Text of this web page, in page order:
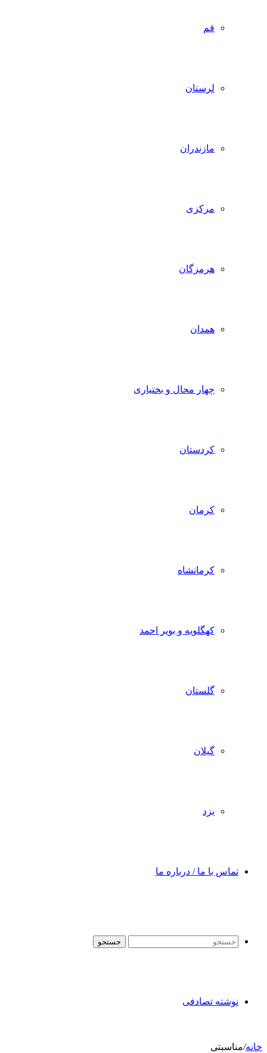
قم
لرستان
مازندران
مرکزی
هرمزگان
همدان
چهار محال و بختیاری
کردستان
کرمان
کرمانشاه
کهگلویه و بویر احمد
گلستان
گیلان
یزد
تماس با ما / درباره ما
جستجو
نوشته تصادفی
خانه/مناسبتی